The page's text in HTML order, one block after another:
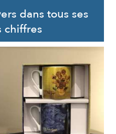
dans tous ses
chiffres